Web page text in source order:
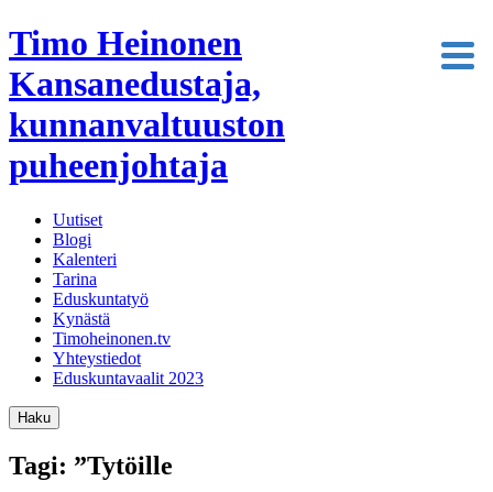
Timo Heinonen
Kansanedustaja,
kunnanvaltuuston
puheenjohtaja
Uutiset
Blogi
Kalenteri
Tarina
Eduskuntatyö
Kynästä
Timoheinonen.tv
Yhteystiedot
Eduskuntavaalit 2023
Haku
Tagi: ”Tytöille